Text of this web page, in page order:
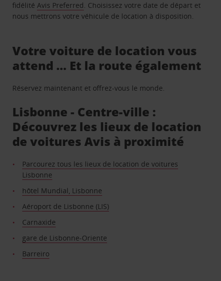
fidélitéAvis Preferred. Choisissez votre date de départ et
nous mettrons votre véhicule de location à disposition.
Votre voiture de location vous
attend … Et la route également
Réservez maintenant et offrez-vous le monde.
Lisbonne - Centre-ville :
Découvrez les lieux de location
de voitures Avis à proximité
Parcourez tous les lieux de location de voitures
Lisbonne
hôtel Mundial, Lisbonne
Aéroport de Lisbonne (LIS)
Carnaxide
gare de Lisbonne-Oriente
Barreiro